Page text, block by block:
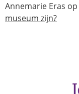
Annemarie Eras op
museum zijn?